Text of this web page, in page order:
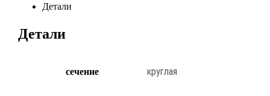
Детали
Детали
сечение круглая